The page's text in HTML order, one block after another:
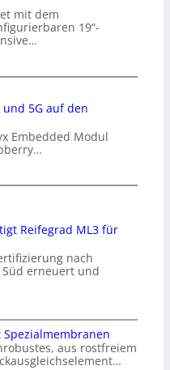
mit dem
19“-
5G auf den
Embedded Modul
Reifegrad ML3 für
nach
Süd erneuert und
aus rostfreiem